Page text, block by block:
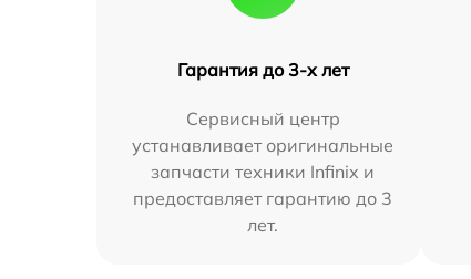
Гарантия до 3-х лет
Сервисный центр
устанавливает оригинальные
запчасти техники Infinix и
предоставляет гарантию до 3
лет.